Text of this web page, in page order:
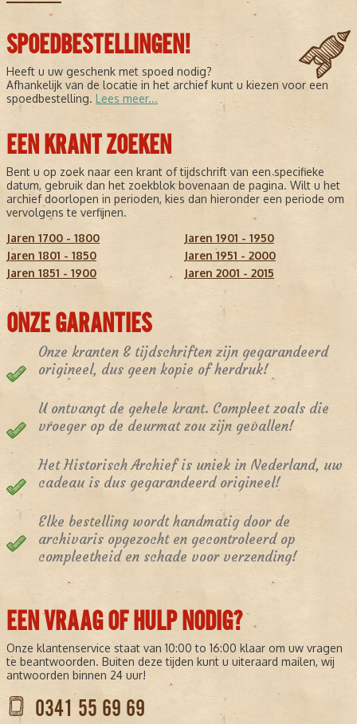
SPOEDBESTELLINGEN!
Heeft u uw geschenk met spoed nodig?
Afhankelijk van de locatie in het archief kunt u kiezen voor een
spoedbestelling. Lees meer...
EEN KRANT ZOEKEN
Bent u op zoek naar een krant of tijdschrift van een specifieke
datum, gebruik dan het zoekblok bovenaan de pagina. Wilt u het
archief doorlopen in perioden, kies dan hieronder een periode om
vervolgens te verfijnen.
Jaren 1700 - 1800
Jaren 1801 - 1850
Jaren 1851 - 1900
Jaren 1901 - 1950
Jaren 1951 - 2000
Jaren 2001 - 2015
ONZE GARANTIES
Onze kranten & tijdschriften zijn gegarandeerd
origineel, dus geen kopie of herdruk!
U ontvangt de gehele krant. Compleet zoals die
vroeger op de deurmat zou zijn gevallen!
Het Historisch Archief is uniek in Nederland, uw
cadeau is dus gegarandeerd origineel!
Elke bestelling wordt handmatig door de
archivaris opgezocht en gecontroleerd op
compleetheid en schade voor verzending!
EEN VRAAG OF HULP NODIG?
Onze klantenservice staat van 10:00 to 16:00 klaar om uw vragen
te beantwoorden. Buiten deze tijden kunt u uiteraard mailen, wij
antwoorden binnen 24 uur!
0341 55 69 69